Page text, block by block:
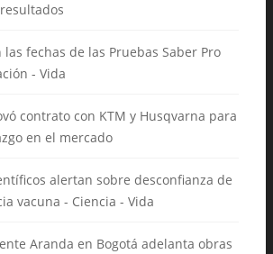
las fechas de las Pruebas Saber Pro
- Vida
contrato con KTM y Husqvarna para
en el mercado
alertan sobre desconfianza de
vacuna - Ciencia - Vida
Aranda en Bogotá adelanta obras